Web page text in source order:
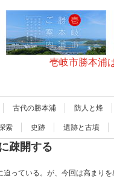
壱岐市勝本浦
古代の勝本浦 防人と烽
索 史跡 遺跡と古墳
疎開する
っている。が、今回は高まり